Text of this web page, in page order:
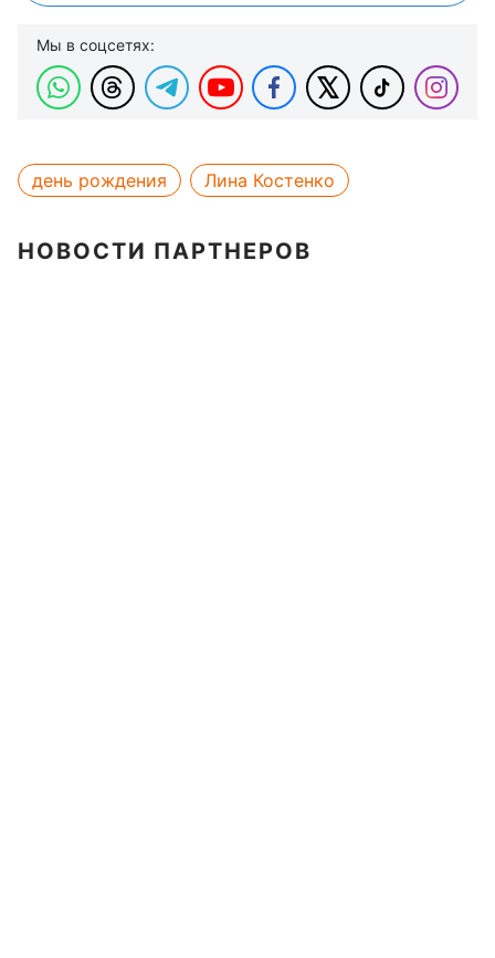
Мы в соцсетях:
день рождения Лина Костенко
НОВОСТИ ПАРТНЕРОВ